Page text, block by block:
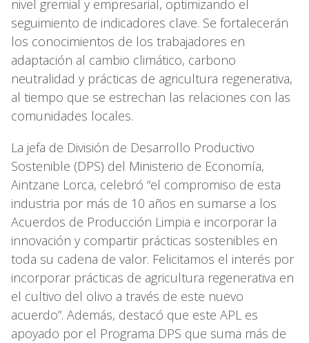
nivel gremial y empresarial, optimizando el
seguimiento de indicadores clave. Se fortalecerán
los conocimientos de los trabajadores en
adaptación al cambio climático, carbono
neutralidad y prácticas de agricultura regenerativa,
al tiempo que se estrechan las relaciones con las
comunidades locales.
La jefa de División de Desarrollo Productivo
Sostenible (DPS) del Ministerio de Economía,
Aintzane Lorca, celebró “el compromiso de esta
industria por más de 10 años en sumarse a los
Acuerdos de Producción Limpia e incorporar la
innovación y compartir prácticas sostenibles en
toda su cadena de valor. Felicitamos el interés por
incorporar prácticas de agricultura regenerativa en
el cultivo del olivo a través de este nuevo
acuerdo”. Además, destacó que este APL es
apoyado por el Programa DPS que suma más de